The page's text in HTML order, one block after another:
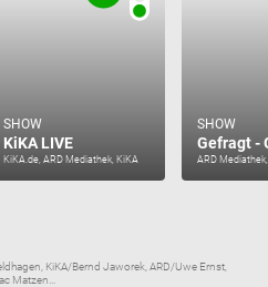
SHOW
KiKA LIVE
KiKA.de, ARD Mediathek, KiKA
SHOW
Gefragt -
ARD
KiKA/Bernd Jaworek, ARD/Uwe Ernst,
Matzen...